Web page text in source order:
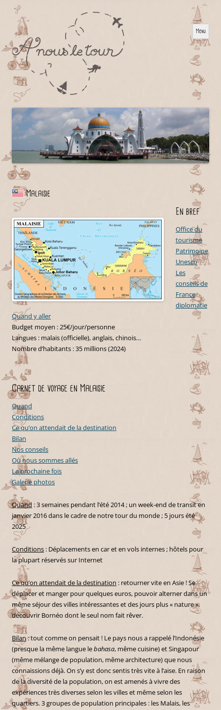
Menu
Malaisie
En bref
Office du
tourisme
Patrimoine
Unesco
Les
conseils de
France
diplomatie
Quand y aller
Budget moyen : 25€/jour/personne
Langues : malais (officielle), anglais, chinois…
Nombre d’habitants : 35 millions (2024)
Carnet de voyage en Malaisie
Quand
Conditions
Ce qu’on attendait de la destination
Bilan
Nos conseils
Où nous sommes allés
La prochaine fois
Galerie photos
Quand : 3 semaines pendant l’été 2014 ; un week-end de transit en
janvier 2016 dans le cadre de notre tour du monde ; 5 jours été
2025
Conditions : Déplacements en car et en vols internes ; hôtels pour
la plupart réservés sur Internet
Ce qu’on attendait de la destination : retourner vite en Asie ! Se
déplacer et manger pour quelques euros, pouvoir alterner dans un
même séjour des villes intéressantes et des jours plus « nature »,
découvrir Bornéo dont le seul nom fait rêver.
Bilan: tout comme on pensait ! Le pays nous a rappelé l’Indonésie
(presque la même langue lebahasa, même cuisine) et Singapour
(même mélange de population, même architecture) que nous
connaissions déjà. On s’y est donc sentis très vite à l’aise. En raison
de la diversité de la population, on est amenés à vivre des
expériences très diverses selon les villes et même selon les
quartiers. 3 groupes de population principales : les Malais, les